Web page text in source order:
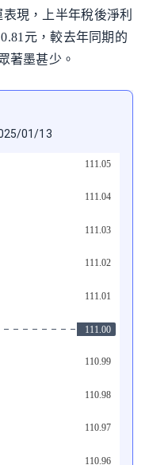
現，上半年稅後淨利
元，較去年同期的
著墨甚少。